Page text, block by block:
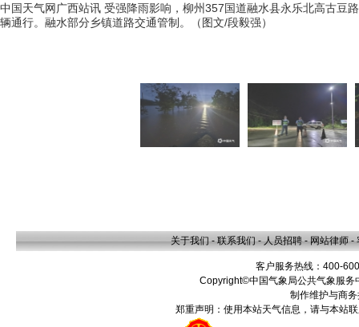
中国天气网广西站讯 受强降雨影响，柳州357国道融水县永乐北高古豆
辆通行。融水部分乡镇道路交通管制。（图文/段毅强）
关于我们 - 联系我们 - 人员招聘 - 网站律师 -
客户服务热线：400-
Copyright©中国气象局公共气象服
制作维护与商
郑重声明：使用本站天气信息，请与本站